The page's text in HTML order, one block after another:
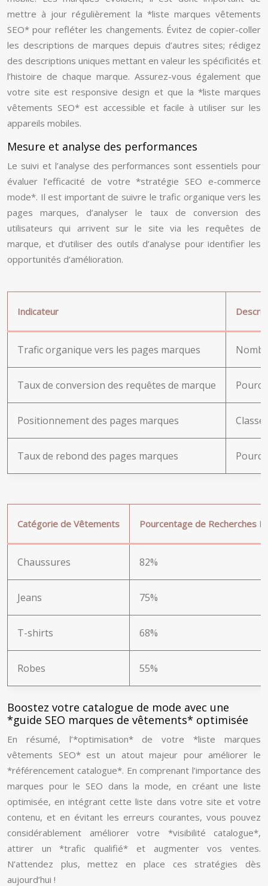
mettre à jour régulièrement la *liste marques vêtements
SEO* pour refléter les changements. Évitez de copier-coller
les descriptions de marques depuis d’autres sites; rédigez
des descriptions uniques mettant en valeur les spécificités et
l’histoire de chaque marque. Assurez-vous également que
votre site est responsive design et que la *liste marques
vêtements SEO* est accessible et facile à utiliser sur les
appareils mobiles.
Mesure et analyse des performances
Le suivi et l’analyse des performances sont essentiels pour
évaluer l’efficacité de votre *stratégie SEO e-commerce
mode*. Il est important de suivre le trafic organique vers les
pages marques, d’analyser le taux de conversion des
utilisateurs qui arrivent sur le site via les requêtes de
marque, et d’utiliser des outils d’analyse pour identifier les
opportunités d’amélioration.
Indicateur
Trafic organique vers les pages marques
Taux de conversion des requêtes de marque
Positionnement des pages marques
Taux de rebond des pages marques
Catégorie de Vêtements Pourcentage de Recherches
Chaussures 82%
Jeans 75%
T-shirts 68%
Robes 55%
Boostez votre catalogue de mode avec une
*guide SEO marques de vêtements* optimisée
En résumé, l’*optimisation* de votre *liste marques
vêtements SEO* est un atout majeur pour améliorer le
*référencement catalogue*. En comprenant l’importance des
marques pour le SEO dans la mode, en créant une liste
optimisée, en intégrant cette liste dans votre site et votre
contenu, et en évitant les erreurs courantes, vous pouvez
considérablement améliorer votre *visibilité catalogue*,
attirer un *trafic qualifié* et augmenter vos ventes.
N’attendez plus, mettez en place ces stratégies dès
aujourd’hui !